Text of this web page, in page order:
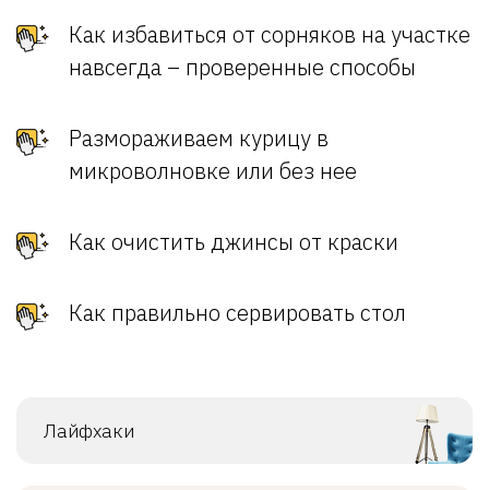
Как избавиться от сорняков на участке
навсегда – проверенные способы
Размораживаем курицу в
микроволновке или без нее
Как очистить джинсы от краски
Как правильно сервировать стол
Лайфхаки